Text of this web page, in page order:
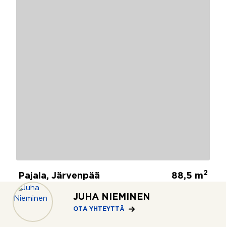
JUHA NIEMINEN
OTA YHTEYTTÄ
Pajala, Järvenpää
Antoninkuja 7
88,5 m2
2mh+oh+kt+kph+s+lasitettu
parveke